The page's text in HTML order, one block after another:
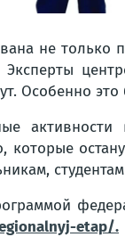
не
Особенно это
которые
etap/.